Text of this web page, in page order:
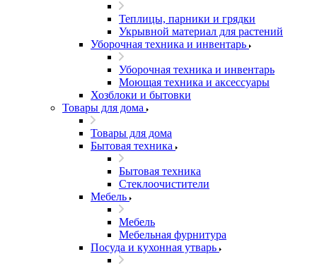
Теплицы, парники и грядки
Укрывной материал для растений
Уборочная техника и инвентарь
Уборочная техника и инвентарь
Моющая техника и аксессуары
Хозблоки и бытовки
Товары для дома
Товары для дома
Бытовая техника
Бытовая техника
Стеклоочистители
Мебель
Мебель
Мебельная фурнитура
Посуда и кухонная утварь